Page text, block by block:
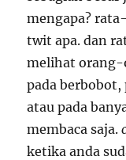
mengapa?
twit apa. dan
melihat orang-
pada
atau pada
membaca saja.
ketika anda